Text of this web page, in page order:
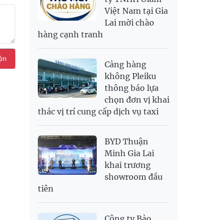
SAR
6,919.72
7,217.59
2,696.72
2,811.09
SGD
USD
25,910 25,940 26,320
Việt Nam tại Gia
Lai mời chào
hàng cạnh tranh
Cảng hàng
không Pleiku
thông báo lựa
chọn đơn vị khai
thác vị trí cung cấp dịch vụ taxi
BYD Thuận
Minh Gia Lai
khai trương
showroom đầu
tiên